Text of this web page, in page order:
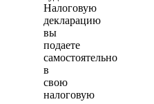
Налоговую
декларацию
вы
подаете
самостоятельно
в
свою
налоговую